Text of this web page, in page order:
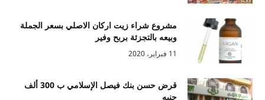
مشروع شراء زيت اركان الاصلي بسعر الجملة
وبيعه بالتجزئة بربح وفير
11 فبراير، 2020
قرض حسن بنك فيصل الإسلامي ب 300 ألف
جنيه